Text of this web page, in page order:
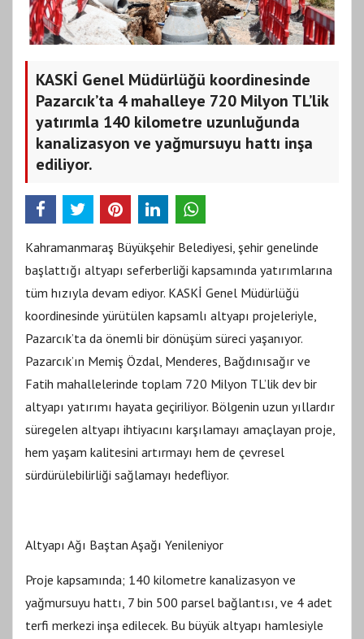
KASKİ Genel Müdürlüğü koordinesinde
Pazarcık’ta 4 mahalleye 720 Milyon TL’lik
yatırımla 140 kilometre uzunluğunda
kanalizasyon ve yağmursuyu hattı inşa
ediliyor.
Kahramanmaraş Büyükşehir Belediyesi, şehir genelinde
başlattığı altyapı seferberliği kapsamında yatırımlarına
tüm hızıyla devam ediyor. KASKİ Genel Müdürlüğü
koordinesinde yürütülen kapsamlı altyapı projeleriyle,
Pazarcık’ta da önemli bir dönüşüm süreci yaşanıyor.
Pazarcık’ın Memiş Özdal, Menderes, Bağdınısağır ve
Fatih mahallelerinde toplam 720 Milyon TL’lik dev bir
altyapı yatırımı hayata geçiriliyor. Bölgenin uzun yıllardır
süregelen altyapı ihtiyacını karşılamayı amaçlayan proje,
hem yaşam kalitesini artırmayı hem de çevresel
sürdürülebilirliği sağlamayı hedefliyor.
Altyapı Ağı Baştan Aşağı Yenileniyor
Proje kapsamında; 140 kilometre kanalizasyon ve
yağmursuyu hattı, 7 bin 500 parsel bağlantısı, ve 4 adet
terfi merkezi inşa edilecek. Bu büyük altyapı hamlesiyle